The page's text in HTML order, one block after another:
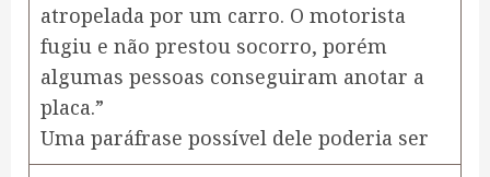
atropelada por um carro. O motorista
fugiu e não prestou socorro, porém
algumas pessoas conseguiram anotar a
placa.”
Uma paráfrase possível dele poderia ser